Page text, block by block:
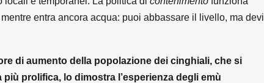
entra ancora acqua: puoi abbassare il livello, ma devi
di aumento della popolazione dei cinghiali, che si
prolifica, lo dimostra l’esperienza degli emù